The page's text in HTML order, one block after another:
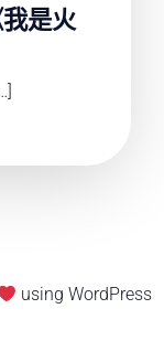
是火
using WordPress